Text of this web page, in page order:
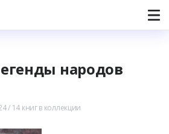
народов
/ 14 книг в коллекции